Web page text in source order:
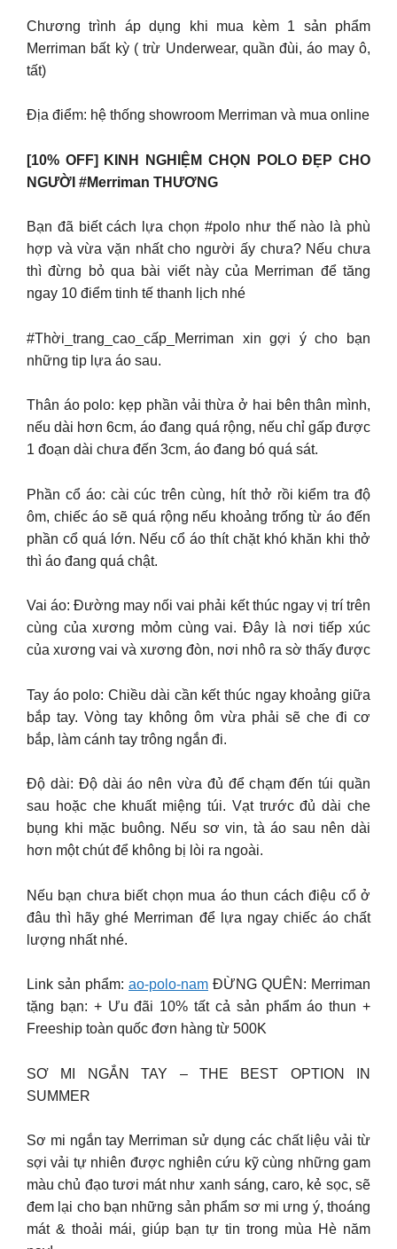
Chương trình áp dụng khi mua kèm 1 sản phẩm
Merriman bất kỳ ( trừ Underwear, quần đùi, áo may ô,
tất)
Địa điểm: hệ thống showroom Merriman và mua online
[10% OFF] KINH NGHIỆM CHỌN POLO ĐẸP CHO
NGƯỜI #Merriman THƯƠNG
Bạn đã biết cách lựa chọn #polo như thế nào là phù
hợp và vừa vặn nhất cho người ấy chưa? Nếu chưa
thì đừng bỏ qua bài viết này của Merriman để tăng
ngay 10 điểm tinh tế thanh lịch nhé
#Thời_trang_cao_cấp_Merriman xin gợi ý cho bạn
những tip lựa áo sau.
Thân áo polo: kẹp phần vải thừa ở hai bên thân mình,
nếu dài hơn 6cm, áo đang quá rộng, nếu chỉ gấp được
1 đoạn dài chưa đến 3cm, áo đang bó quá sát.
Phần cổ áo: cài cúc trên cùng, hít thở rồi kiểm tra độ
ôm, chiếc áo sẽ quá rộng nếu khoảng trống từ áo đến
phần cổ quá lớn. Nếu cổ áo thít chặt khó khăn khi thở
thì áo đang quá chật.
Vai áo: Đường may nối vai phải kết thúc ngay vị trí trên
cùng của xương mỏm cùng vai. Đây là nơi tiếp xúc
của xương vai và xương đòn, nơi nhô ra sờ thấy được
Tay áo polo: Chiều dài cần kết thúc ngay khoảng giữa
bắp tay. Vòng tay không ôm vừa phải sẽ che đi cơ
bắp, làm cánh tay trông ngắn đi.
Độ dài: Độ dài áo nên vừa đủ để chạm đến túi quần
sau hoặc che khuất miệng túi. Vạt trước đủ dài che
bụng khi mặc buông. Nếu sơ vin, tà áo sau nên dài
hơn một chút để không bị lòi ra ngoài.
Nếu bạn chưa biết chọn mua áo thun cách điệu cổ ở
đâu thì hãy ghé Merriman để lựa ngay chiếc áo chất
lượng nhất nhé.
Link sản phẩm: ao-polo-nam ĐỪNG QUÊN: Merriman
tặng bạn: + Ưu đãi 10% tất cả sản phẩm áo thun +
Freeship toàn quốc đơn hàng từ 500K
SƠ MI NGẮN TAY – THE BEST OPTION IN
SUMMER
Sơ mi ngắn tay Merriman sử dụng các chất liệu vải từ
sợi vải tự nhiên được nghiên cứu kỹ cùng những gam
màu chủ đạo tươi mát như xanh sáng, caro, kẻ sọc, sẽ
đem lại cho bạn những sản phẩm sơ mi ưng ý, thoáng
mát & thoải mái, giúp bạn tự tin trong mùa Hè năm